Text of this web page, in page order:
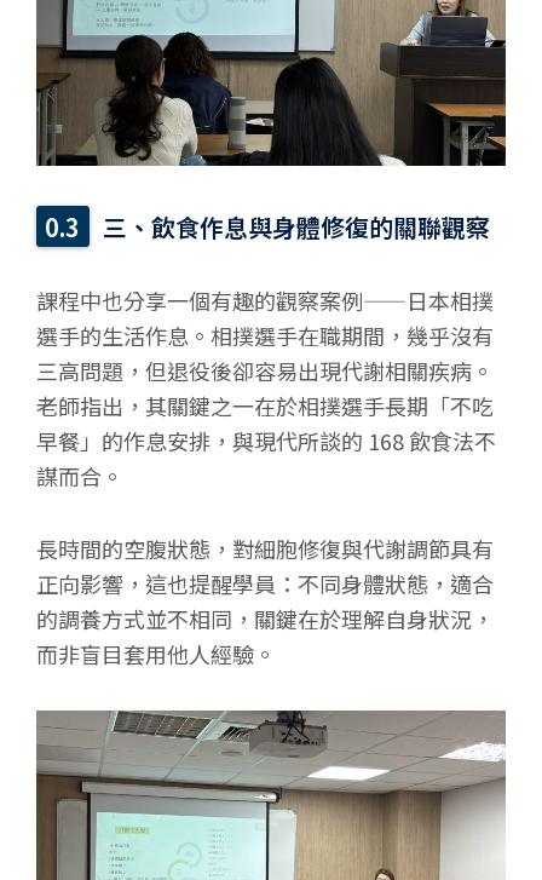
三、飲食作息與身體修復的關聯觀察
課程中也分享一個有趣的觀察案例——日本相撲
選手的生活作息。相撲選手在職期間，幾乎沒有
三高問題，但退役後卻容易出現代謝相關疾病。
老師指出，其關鍵之一在於相撲選手長期「不吃
早餐」的作息安排，與現代所談的 168 飲食法不
謀而合。
長時間的空腹狀態，對細胞修復與代謝調節具有
正向影響，這也提醒學員：不同身體狀態，適合
的調養方式並不相同，關鍵在於理解自身狀況，
而非盲目套用他人經驗。